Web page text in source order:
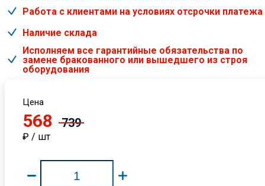
Работа с клиентами на условиях отсрочки платежа
Наличие склада
Исполняем все гарантийные обязательства по
замене бракованного или вышедшего из строя
оборудования
Цена
568 739
₽ / шт